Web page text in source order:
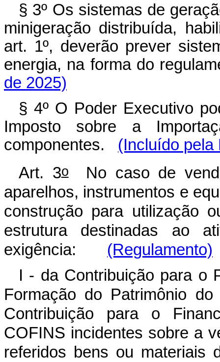
§ 3º Os sistemas de
minigeração distribuída,
art. 1º, deverão prever
energia, na forma do
de 2025)
§ 4º O Poder Executivo
Imposto sobre a
componentes. (Incluído pela
Art. 3oNo caso de
aparelhos, instrumentos e
construção para utilização
estrutura destinadas ao
exigência: (Regulamento)
I - da Contribuição para o
Formação do Patrimônio
Contribuição para o
COFINS incidentes sobre a
referidos bens ou materiais